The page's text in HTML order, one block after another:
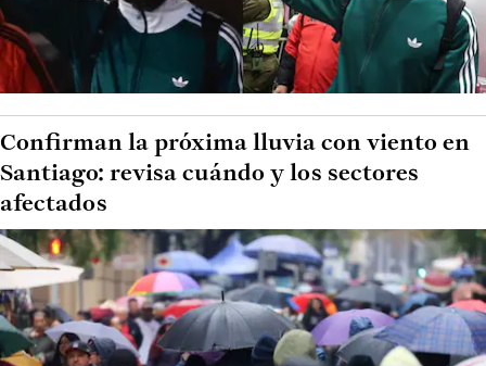
Confirman la próxima lluvia con viento en
Santiago: revisa cuándo y los sectores
afectados